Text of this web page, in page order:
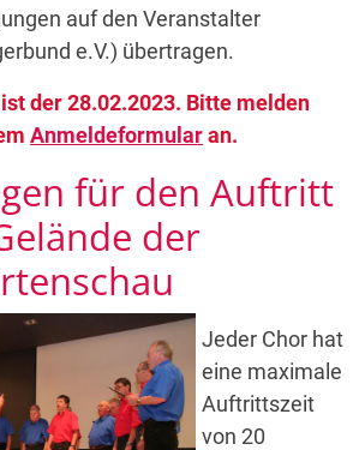
auf den Veranstalter
e.V.) übertragen.
der 28.02.2023. Bitte melden
Anmeldeformularan.
für den Auftritt
der
Jeder Chor hat
eine maximale
Auftrittszeit
von 20